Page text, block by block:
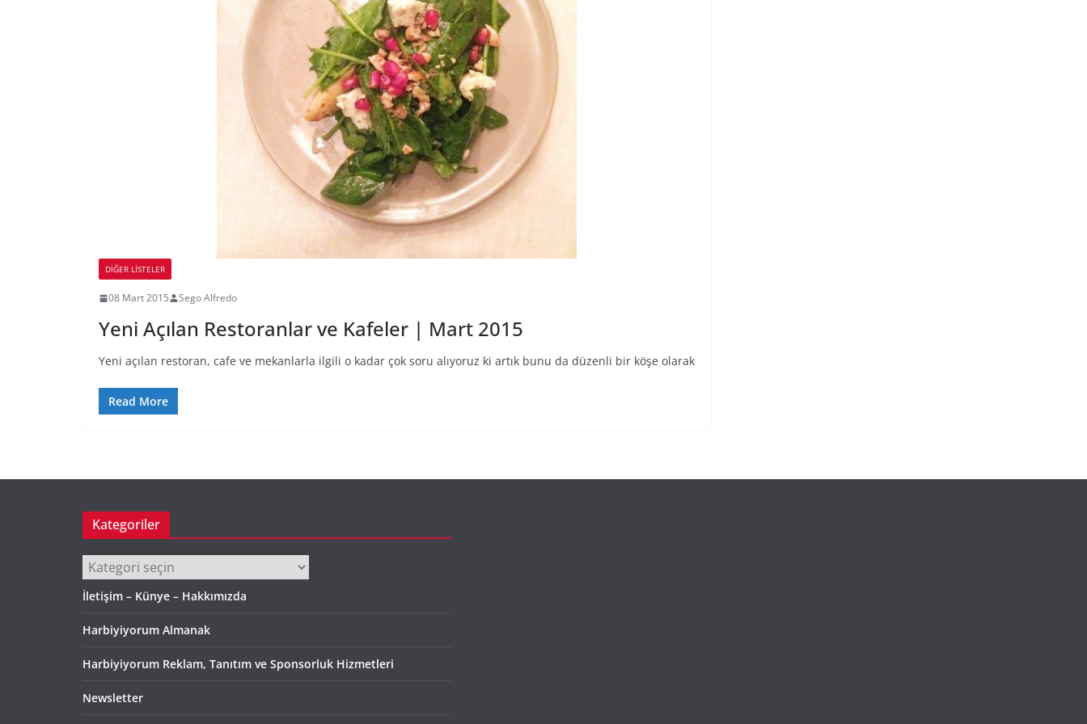
DIĞER LISTELER
08 Mart 2015 Sego Alfredo
Yeni Açılan Restoranlar ve Kafeler | Mart 2015
Yeni açılan restoran, cafe ve mekanlarla ilgili o kadar çok soru alıyoruz ki artık bunu da düzenli bir köşe olarak
Read More
Kategoriler
Kategoriler
İletişim – Künye – Hakkımızda
Harbiyiyorum Almanak
Harbiyiyorum Reklam, Tanıtım ve Sponsorluk Hizmetleri
Newsletter